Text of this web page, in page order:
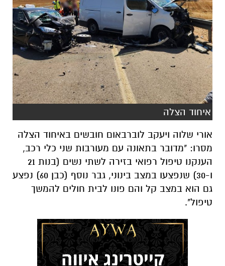
איחוד הצלה
אורי שלוה ויעקב לוברבאום חובשים באיחוד הצלה
מסרו: "מדובר בתאונה עם מעורבות שני כלי רכב,
הענקנו טיפול רפואי בזירה לשתי נשים (בנות 21
ו-30) שנפצעו במצב בינוני, גבר נוסף (כבן 60) נפצע
גם הוא במצב קל והם פונו לבית חולים להמשך
טיפול".